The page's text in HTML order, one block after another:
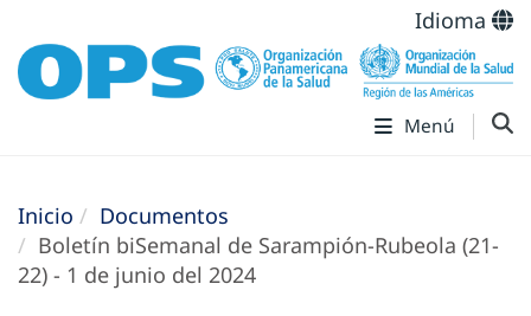
Idioma
Menú
Inicio
Documentos
Boletín biSemanal de Sarampión-Rubeola (21-
22) - 1 de junio del 2024